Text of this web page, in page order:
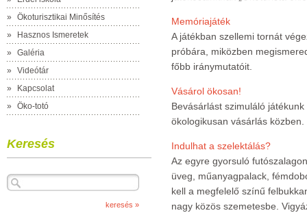
»
Ökoturisztikai Minősítés
»
Hasznos Ismeretek
»
Galéria
»
Videótár
»
Kapcsolat
»
Öko-totó
Keresés
Memóriajáték
A játékban szellemi tornát
próbára, miközben
főbb iránymutatóit.
Vásárol ökosan!
Bevásárlást szimuláló
ökologikusan vásárlás közben.
Indulhat a szelektálás?
Az egyre gyorsuló
üveg, műanyagpalack,
kell a megfelelő színű
nagy közös szemetesbe.